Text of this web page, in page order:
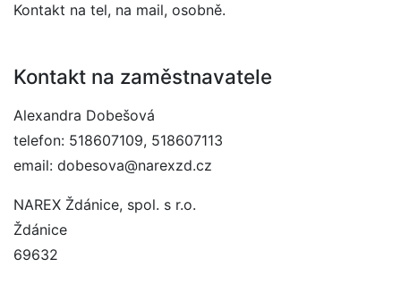
Kontakt na tel, na mail, osobně.
Kontakt na zaměstnavatele
Alexandra Dobešová
telefon: 518607109, 518607113
email: dobesova@narexzd.cz
NAREX Ždánice, spol. s r.o.
Ždánice
69632